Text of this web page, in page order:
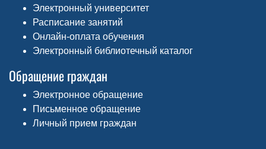
Электронный университет
Расписание занятий
Онлайн-оплата обучения
Электронный библиотечный каталог
Обращение граждан
Электронное обращение
Письменное обращение
Личный прием граждан